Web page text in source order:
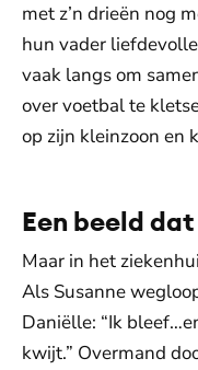
met z’n drieën nog
hun vader
vaak langs om
over voetbal te
op zijn kleinzoon en
Een beeld
Maar in het
Als Susanne
Daniëlle: “Ik
kwijt.” Overmand